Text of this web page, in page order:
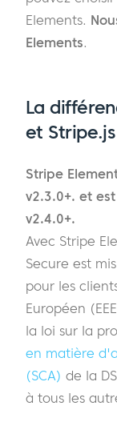
Elements.
Elements.
La
et Stripe.js
Stripe
v2.3.0+. et
v2.4.0+.
Avec Stripe
Secure est
pour les
Européen
la loi sur la
en matière
(SCA) de la
à tous les